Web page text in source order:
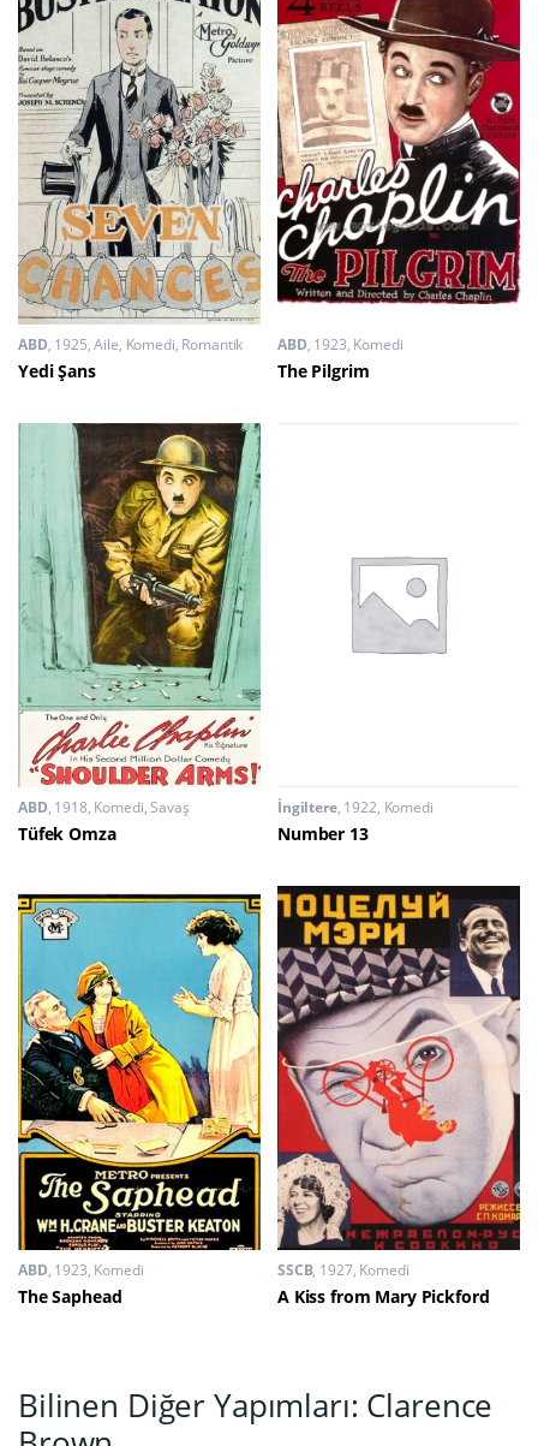
ABD 1925 Aile, Komedi, Romantik
Yedi Şans
ABD 1923 Komedi
The Pilgrim
ABD 1918 Komedi,Savaş
Tüfek Omza
İngiltere 1922 Komedi
Number 13
ABD 1923 Komedi
The Saphead
SSCB 1927 Komedi
A Kiss from Mary Pickford
Bilinen Diğer Yapımları: Clarence